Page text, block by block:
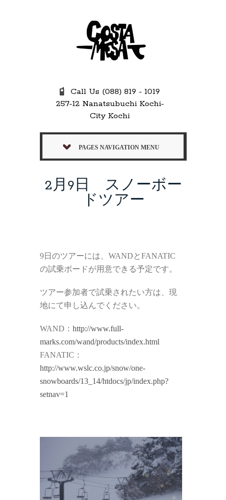
Call Us (088) 819 - 1019
257-12 Nanatsubuchi Kochi-
City Kochi
PAGES NAVIGATION MENU
2月9日 スノーボー
ドツアー
9日のツアーには、WANDとFANATIC
の試乗ボードが用意できる予定です。
ツアー参加者で試乗されたい方は、現
地にて申し込んでください。
WAND： http://www.full-
marks.com/wand/products/index.html
FANATIC：
http://www.wslc.co.jp/snow/one-
snowboards/13_14/htdocs/jp/index.php?
setnav=1